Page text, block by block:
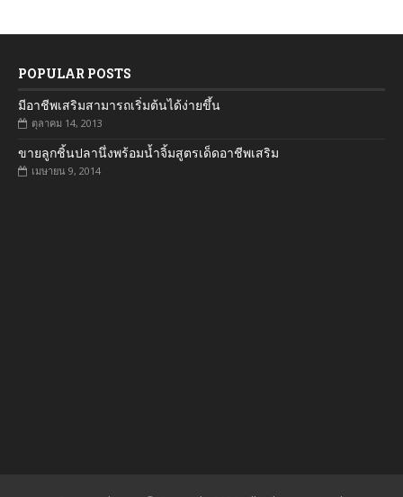
POPULAR POSTS
มีอาชีพเสริมสามารถเริ่มต้นได้ง่ายขึ้น
ตุลาคม 14, 2013
ขายลูกชิ้นปลานึ่งพร้อมน้ำจิ้มสูตรเด็ดอาชีพเสริม
เมษายน 9, 2014